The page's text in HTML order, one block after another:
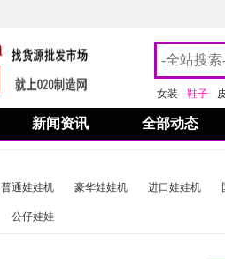
女装 鞋子
新闻资讯 全部动态
普通娃娃机 豪华娃娃机 进口娃娃机
公仔娃娃